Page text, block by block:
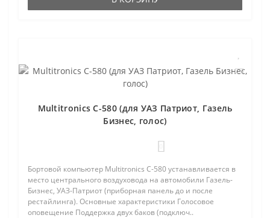
Multitronics C-580 (для УАЗ Патриот, Газель
Бизнес, голос)
Бортовой компьютер Multitronics C-580 устанавливается в
место центрального воздуховода на автомобили Газель-
Бизнес, УАЗ-Патриот (приборная панель до и после
рестайлинга). Основные характеристики Голосовое
оповещение Поддержка двух баков (подключ..